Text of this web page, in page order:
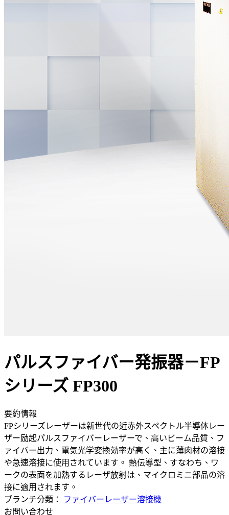
パルスファイバー発振器－FP
シリーズ FP300
要約情報
FPシリーズレーザーは新世代の近赤外スペクトル半導体レー
ザー励起パルスファイバーレーザーで、高いビーム品質、フ
ァイバー出力、電気光学変換効率が高く、主に薄肉材の溶接
や急速溶接に使用されています。 熱伝導型、すなわち、ワ
ークの表面を加熱するレーザ放射は、マイクロミニ部品の溶
接に適用されます。
ブランチ分類：
ファイバーレーザー溶接機
お問い合わせ